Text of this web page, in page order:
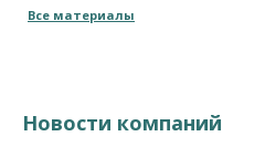
Все материалы
Новости компаний